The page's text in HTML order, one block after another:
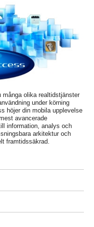
olika realtidstjänster
under körning
höjer din mobila upplevelse
avancerade
information, analys och
arkitektur och
framtidssäkrad.